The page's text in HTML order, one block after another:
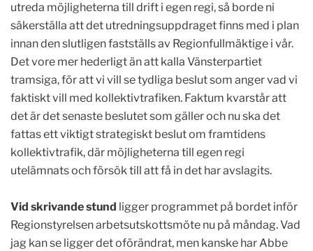
utreda möjligheterna till drift i egen regi, så borde ni
säkerställa att det utredningsuppdraget finns med i plan
innan den slutligen fastställs av Regionfullmäktige i vår.
Det vore mer hederligt än att kalla Vänsterpartiet
tramsiga, för att vi vill se tydliga beslut som anger vad vi
faktiskt vill med kollektivtrafiken. Faktum kvarstår att
det är det senaste beslutet som gäller och nu ska det
fattas ett viktigt strategiskt beslut om framtidens
kollektivtrafik, där möjligheterna till egen regi
utelämnats och försök till att få in det har avslagits.
Vid skrivande stund ligger programmet på bordet inför
Regionstyrelsen arbetsutskottsmöte nu på måndag. Vad
jag kan se ligger det oförändrat, men kanske har Abbe